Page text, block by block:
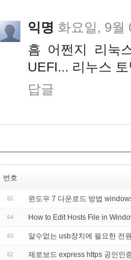
익명 화요일, 9월
흠 어쩐지 리눅
UEFI... 리누스
답글
번호
65 윈도우 7 다운로드 방법
64 How to Edit Hosts File in
63 알수없는 usb장치에 필요한 전
62 제로보드 express https 공인인